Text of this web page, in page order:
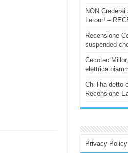
NON
Letour! –
Recensione
suspended
Cecotec
elettrica
Chi l’ha detto
Recensione
Privacy Policy